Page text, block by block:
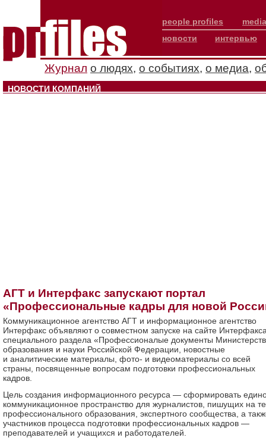
people profiles
новости
интервью
Журнал о людях, о событиях, о медиа,
НОВОСТИ КОМПАНИЙ
АГТ и Интерфакс запускают портал
«Профессиональные кадры для новой
Коммуникационное агентство АГТ и информационное агентство
Интерфакс объявляют о совместном запуске на сайте
специального раздела «Профессионалые документы
образования и науки Российской Федерации, новостные
и аналитические материалы, фото- и видеоматериалы со всей
страны, посвященные вопросам подготовки профессиональных
кадров.
Цель создания информационного ресурса — сформировать
коммуникационное пространство для журналистов, пишущих на
профессионального образования, экспертного сообщества, а
участников процесса подготовки профессиональных кадров —
преподавателей и учащихся и работодателей.